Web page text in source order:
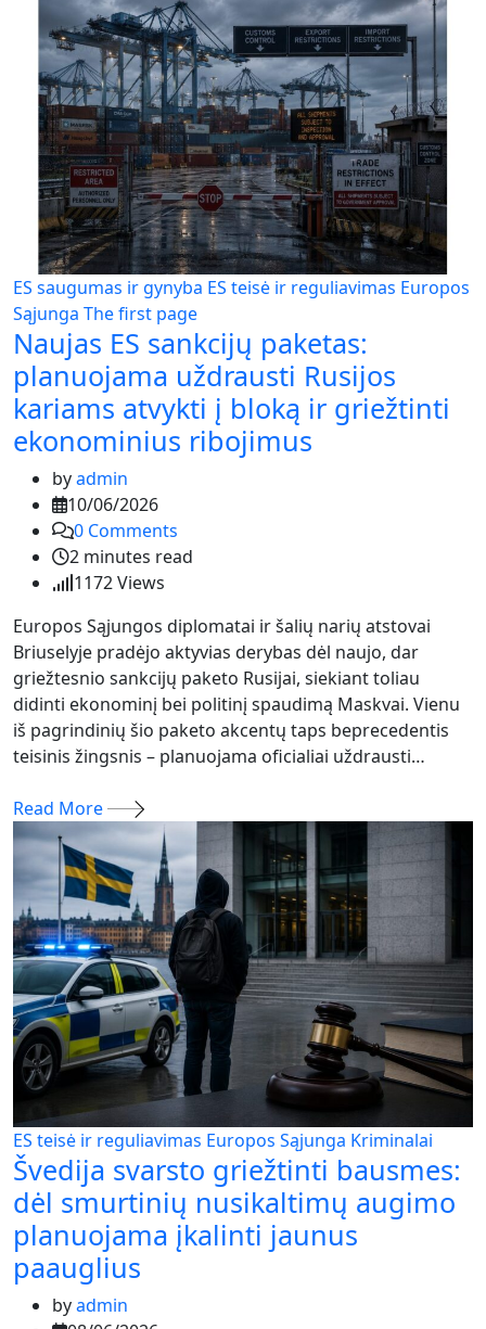
ES saugumas ir gynyba ES teisė ir reguliavimas Europos
Sąjunga The first page
Naujas ES sankcijų paketas:
planuojama uždrausti Rusijos
kariams atvykti į bloką ir griežtinti
ekonominius ribojimus
byadmin
10/06/2026
0 Comments
2 minutes read
1172Views
Europos Sąjungos diplomatai ir šalių narių atstovai
Briuselyje pradėjo aktyvias derybas dėl naujo, dar
griežtesnio sankcijų paketo Rusijai, siekiant toliau
didinti ekonominį bei politinį spaudimą Maskvai. Vienu
iš pagrindinių šio paketo akcentų taps beprecedentis
teisinis žingsnis – planuojama oficialiai uždrausti…
Read More
ES teisė ir reguliavimas Europos Sąjunga Kriminalai
Švedija svarsto griežtinti bausmes:
dėl smurtinių nusikaltimų augimo
planuojama įkalinti jaunus
paauglius
byadmin